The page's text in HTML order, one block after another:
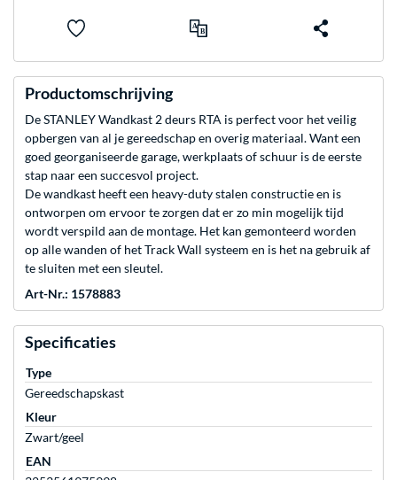
Productomschrijving
De STANLEY Wandkast 2 deurs RTA is perfect voor het veilig
opbergen van al je gereedschap en overig materiaal. Want een
goed georganiseerde garage, werkplaats of schuur is de eerste
stap naar een succesvol project.
De wandkast heeft een heavy-duty stalen constructie en is
ontworpen om ervoor te zorgen dat er zo min mogelijk tijd
wordt verspild aan de montage. Het kan gemonteerd worden
op alle wanden of het Track Wall systeem en is het na gebruik af
te sluiten met een sleutel.
Art-Nr.: 1578883
Specificaties
Type
Gereedschapskast
Kleur
Zwart/geel
EAN